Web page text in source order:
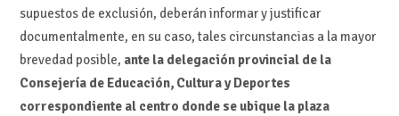
supuestos de exclusión, deberán informar y justificar
documentalmente, en su caso, tales circunstancias a la mayor
brevedad posible, ante la delegación provincial de la
Consejería de Educación, Cultura y Deportes
correspondiente al centro donde se ubique la plaza